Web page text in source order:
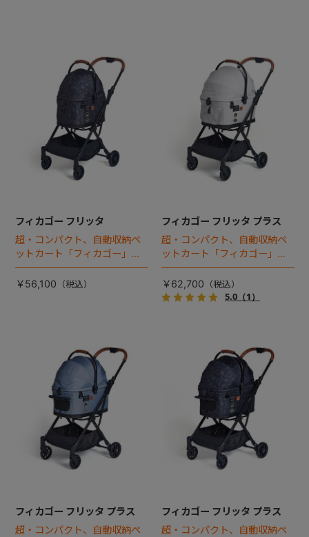
フィカゴー フリッタ
超・コンパクト、自動収納ペ
ットカート「フィカゴー」に
キャビン着脱タイプが新登
場！
￥56,100
フィカゴー フリッタ プラス
超・コンパクト、自動収納ペ
ットカート「フィカゴー」に
キャビン着脱タイプが新登
場！
￥62,700
5.0（1）
フィカゴー フリッタ プラス
超・コンパクト、自動収納ペ
フィカゴー フリッタ プラス
超・コンパクト、自動収納ペ